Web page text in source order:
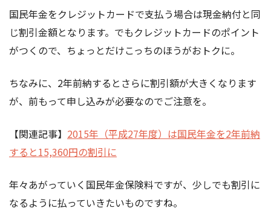
国民年金をクレジットカードで支払う場合は現金納付と同
じ割引金額となります。でもクレジットカードのポイント
がつくので、ちょっとだけこっちのほうがおトクに。
ちなみに、2年前納するとさらに割引額が大きくなります
が、前もって申し込みが必要なのでご注意を。
【関連記事】 2015年（平成27年度）は国民年金を2年前納
すると15,360円の割引に
年々あがっていく国民年金保険料ですが、少しでも割引に
なるように払っていきたいものですね。